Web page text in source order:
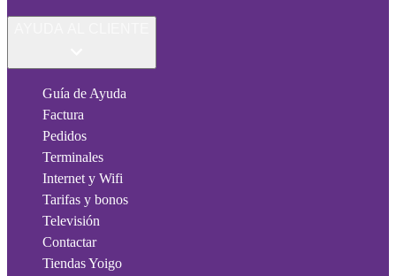
Guía de Ayuda
Factura
Pedidos
Terminales
Internet y Wifi
Tarifas y bonos
Televisión
Contactar
Tiendas Yoigo